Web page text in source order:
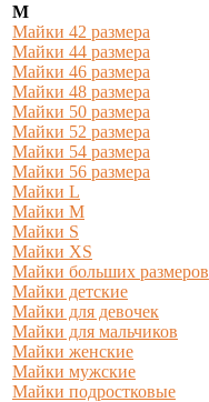
М
Майки 42 размера
Майки 44 размера
Майки 46 размера
Майки 48 размера
Майки 50 размера
Майки 52 размера
Майки 54 размера
Майки 56 размера
Майки L
Майки M
Майки S
Майки XS
Майки больших размеров
Майки детские
Майки для девочек
Майки для мальчиков
Майки женские
Майки мужские
Майки подростковые